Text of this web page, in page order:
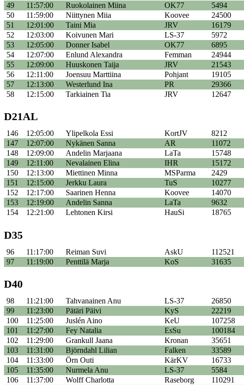
49
11:57:00 Ruokolainen Miina OK77 5494
50
11:59:00 Niittynen Miia Koovee 24500
51
12:01:00 Taini Mia JRV 16179
52
12:03:00 Koivunen Mari LS-37 5972
53
12:05:00 Donner Isabel OK77 6895
54
12:07:00 Enlund Alexandra Femman 24944
55
12:09:00 Huuskonen Taija JRV 21543
56
12:11:00 Joensuu Marttiina Pohjant 19105
57
12:13:00 Westerlund Ina PR 29366
58
12:15:00 Tarkiainen Tia JRV 12647
D21AL
146 12:05:00 Ylipelkola Essi KortJV 8212
147
12:07:00 Nykänen Sanna AR 11072
148
12:09:00 Andelin Marjaana LaTa 15748
149
12:11:00 Nevalainen Elina IHR 15172
150
12:13:00 Miettinen Minna MSParma 2429
151
12:15:00 Jerkku Laura TuS 10277
152
12:17:00 Saarinen Henna Koovee 14070
153
12:19:00 Andelin Sanna LaTa 9632
154
12:21:00 Lehtonen Kirsi HauSi 18765
D35
96 11:17:00 Reiman Suvi AskU 112521
97
11:19:00 Penttilä Marja KoS 31635
D40
98 11:21:00 Tahvanainen Anu LS-37 26850
99
11:23:00 Pätäri Päivi KyS 22219
100
11:25:00 Juslén Aino KeU 107258
101
11:27:00 Fey Natalia EsSu 100184
102
11:29:00 Grankull Jaana Kronan 35651
103
11:31:00 Björndahl Lilian Falken 33589
104
11:33:00 Örn Outi KärKV 16733
105
11:35:00 Nurmela Anu LS-37 5584
106
11:37:00 Wolff Charlotta Raseborg 110291